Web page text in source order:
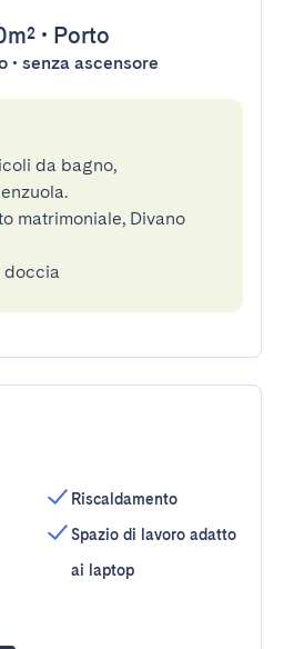
• Porto
• senza ascensore
da bagno,
matrimoniale, Divano
doccia
Riscaldamento
Spazio di lavoro adatto
ai laptop